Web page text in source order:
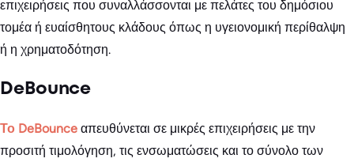
επιχειρήσεις που συναλλάσσονται με πελάτες του δημόσιου
τομέα ή ευαίσθητους κλάδους όπως η υγειονομική περίθαλψη
ή η χρηματοδότηση.
DeBounce
Το DeBounce απευθύνεται σε μικρές επιχειρήσεις με την
προσιτή τιμολόγηση, τις ενσωματώσεις και το σύνολο των